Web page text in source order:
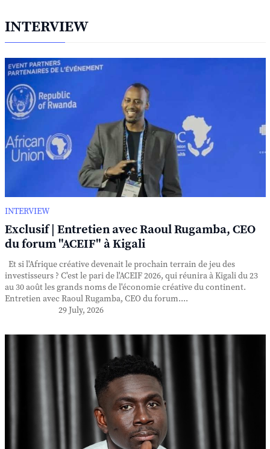
INTERVIEW
INTERVIEW
Exclusif | Entretien avec Raoul Rugamba, CEO
du forum "ACEIF" à Kigali
Et si l'Afrique créative devenait le prochain terrain de jeu des
investisseurs ? C'est le pari de l'ACEIF 2026, qui réunira à Kigali du 23
au 30 août les grands noms de l'économie créative du continent.
Entretien avec Raoul Rugamba, CEO du forum....
29 July, 2026